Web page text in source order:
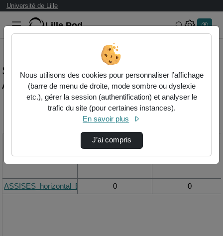
Université de Lille
Lille.Pod Rechercher
Statistiques de visualisation de la vidéo
Assises_horizontal_esp.mov
Modifier la période de
Vue de la journée
ASSISES_horizontal_ESP.mov 0 0
Nous utilisons des cookies pour personnaliser l’affichage
(barre de menu de droite, mode sombre ou dyslexie
etc.), gérer la session (authentification) et analyser le
trafic du site (pour certaines instances).
En savoir plus
J’ai compris